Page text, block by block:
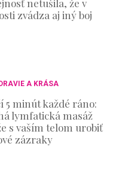
netušila, že v
zvádza aj iný boj
A KRÁSA
5 minút každé ráno:
lymfatická masáž
s vaším telom urobiť
zázraky